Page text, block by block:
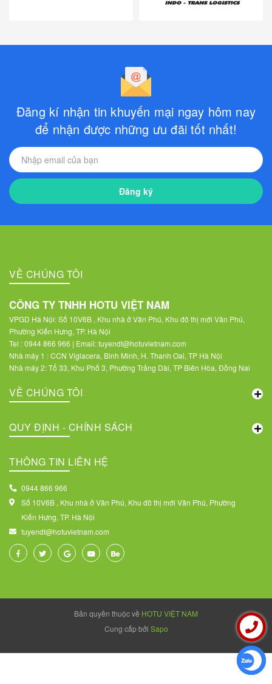
Đăng kí nhận tin khuyến mại ngay hôm nay
để nhận được những ưu đãi tốt nhất!
Đăng ký
VỀ CHÚNG TÔI
CÔNG TY TNHH HOTU VIỆT NAM
VPGD Hà Nội: Số 10V6B , Khu nhà ở Văn Phú, Khu đô thị mới Văn Phú,
Phường Kiến Hưng, TP. Hà Nội
Tel : 0944 866 966 | Email: tuyendt@hotuvietnam.com
Nhà máy 1 : CCN Viglacera, Bình Minh, H. Thanh Oai, TP Hà Nội
Nhà máy 2: Tổ 33, Khu Phố 3, Phường Trảng Dài, TP Biên Hòa, Đồng Nai
VỀ CHÚNG TÔI
QUY ĐỊNH - CHÍNH SÁCH
THÔNG TIN LIÊN HỆ
0944 866 966
Số 10V6B , Khu nhà ở Văn Phú, Khu đô thị mới Văn Phú, Phường
Kiến Hưng, TP. Hà Nội
tuyendt@hotuvietnam.com
Bản quyền thuộc về HOTU VIỆT NAM
Cung cấp bởi Sapo
Liên hệ